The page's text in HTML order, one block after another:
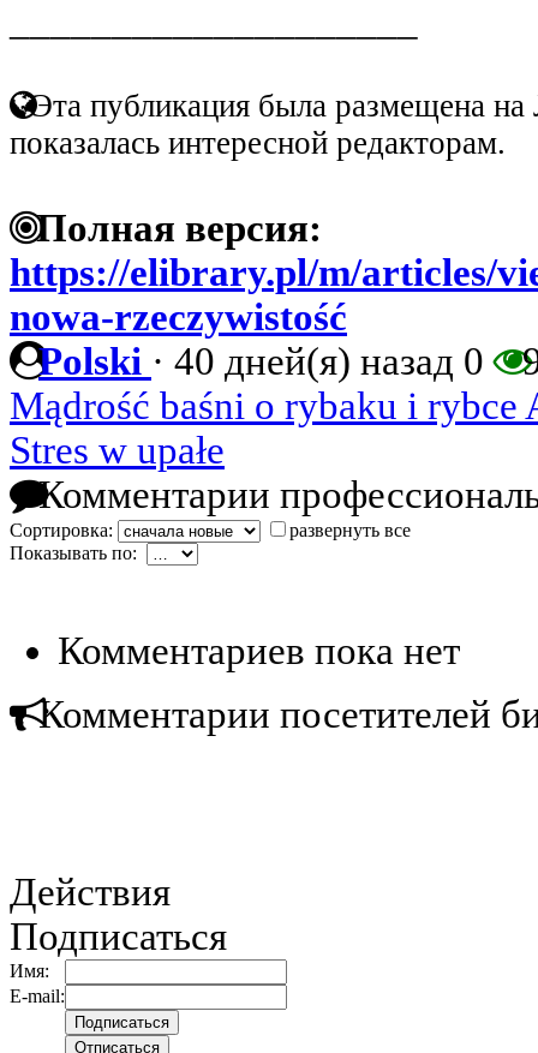
Эта публикация была размещена на
показалась интересной редакторам.
Полная версия:
https://elibrary.pl/m/articles/
nowa-rzeczywistość
Polski · 40 дней(я) назад 0
Mądrość baśni o rybaku i rybce
Stres w upałe
Комментарии
Сортировка:
развернуть все
Показывать по:
Комментариев пока нет
Комментарии посетителей
Действия
Подписаться
Имя:
E-mail: